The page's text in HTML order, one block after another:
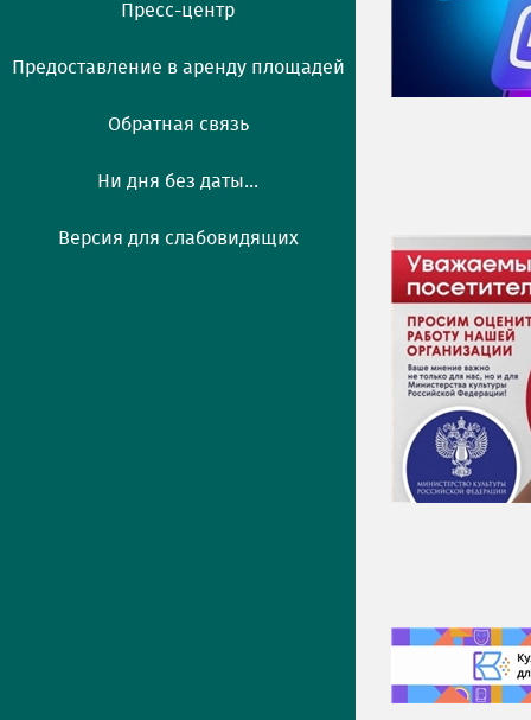
Пресс-центр
Предоставление в аренду площадей
Обратная связь
Ни дня без даты...
Версия для слабовидящих